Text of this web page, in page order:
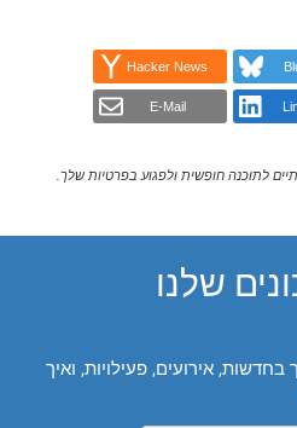
Hacker News
E-Mail
לתוכנה חופשית ולפגוע בפרטיות שלך.
שלנו
אירועים, פעילויות, ואיך